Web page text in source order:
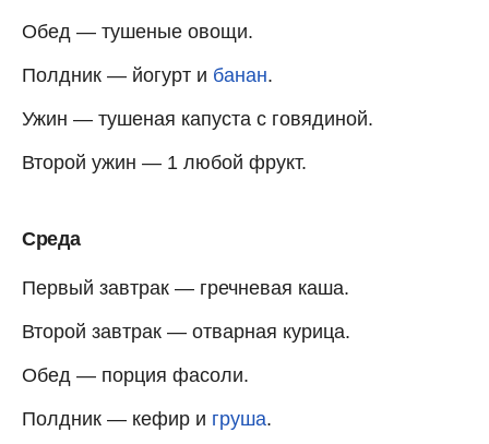
Обед — тушеные овощи.
Полдник — йогурт и банан.
Ужин — тушеная капуста с говядиной.
Второй ужин — 1 любой фрукт.
Среда
Первый завтрак — гречневая каша.
Второй завтрак — отварная курица.
Обед — порция фасоли.
Полдник — кефир и груша.